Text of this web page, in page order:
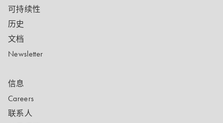
可持续性
历史
文档
Newsletter
信息
Careers
联系人